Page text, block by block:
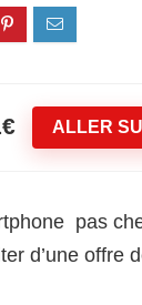
ALLER
pas
d’une offre